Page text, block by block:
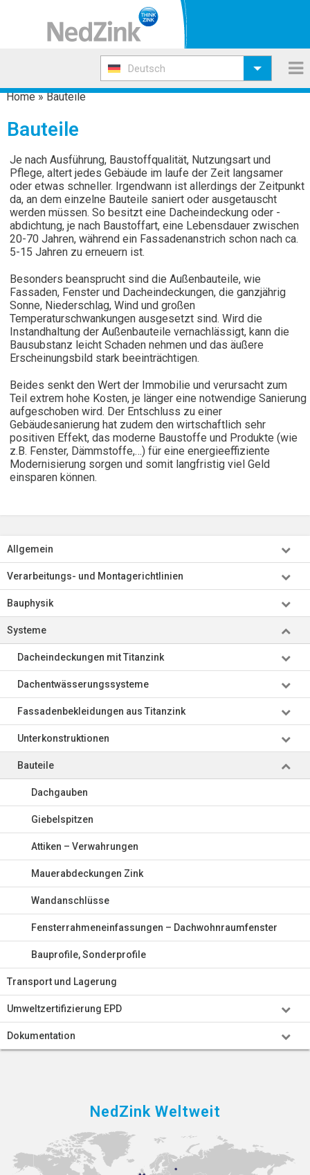
Deutsch
Home»Bauteile
Bauteile
Je nach Ausführung, Baustoffqualität, Nutzungsart und
Pflege, altert jedes Gebäude im laufe der Zeit langsamer
oder etwas schneller. Irgendwann ist allerdings der Zeitpunkt
da, an dem einzelne Bauteile saniert oder ausgetauscht
werden müssen. So besitzt eine Dacheindeckung oder -
abdichtung, je nach Baustoffart, eine Lebensdauer zwischen
20-70 Jahren, während ein Fassadenanstrich schon nach ca.
5-15 Jahren zu erneuern ist.
Besonders beansprucht sind die Außenbauteile, wie
Fassaden, Fenster und Dacheindeckungen, die ganzjährig
Sonne, Niederschlag, Wind und großen
Temperaturschwankungen ausgesetzt sind. Wird die
Instandhaltung der Außenbauteile vernachlässigt, kann die
Bausubstanz leicht Schaden nehmen und das äußere
Erscheinungsbild stark beeinträchtigen.
Beides senkt den Wert der Immobilie und verursacht zum
Teil extrem hohe Kosten, je länger eine notwendige Sanierung
aufgeschoben wird. Der Entschluss zu einer
Gebäudesanierung hat zudem den wirtschaftlich sehr
positiven Effekt, das moderne Baustoffe und Produkte (wie
z.B. Fenster, Dämmstoffe,…) für eine energieeffiziente
Modernisierung sorgen und somit langfristig viel Geld
einsparen können.
Allgemein
Verarbeitungs- und Montagerichtlinien
Bauphysik
Systeme
Dacheindeckungen mit Titanzink
Dachentwässerungssysteme
Fassadenbekleidungen aus Titanzink
Unterkonstruktionen
Bauteile
Dachgauben
Giebelspitzen
Attiken – Verwahrungen
Mauerabdeckungen Zink
Wandanschlüsse
Fensterrahmeneinfassungen – Dachwohnraumfenster
Bauprofile, Sonderprofile
Transport und Lagerung
Umweltzertifizierung EPD
Dokumentation
NedZink Weltweit